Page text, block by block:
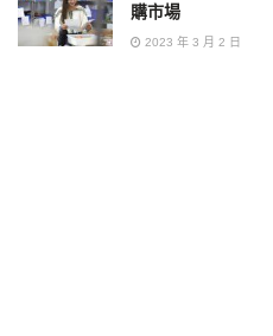
購市場
2023 年 3 月 2 日